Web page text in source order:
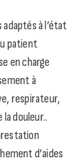
adaptés à l’état
patient
en charge
à
respirateur,
la douleur..
d’aides